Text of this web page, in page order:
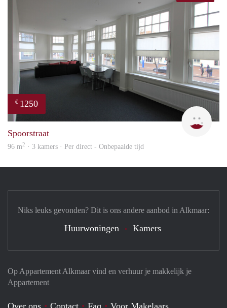
€ 1250
Spoorstraat
96 m2 · 3 kamers · Per direct - Onbepaalde tijd
Op Appartement Alkmaar vind en verhuur je makkelijk je
Appartement
Over ons Contact Faq Voor Makelaars
Niks leuks gevonden? Dit is ons andere aanbod in Alkmaar:
Huurwoningen Kamers